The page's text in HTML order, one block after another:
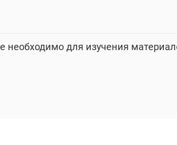
необходимо для изучения